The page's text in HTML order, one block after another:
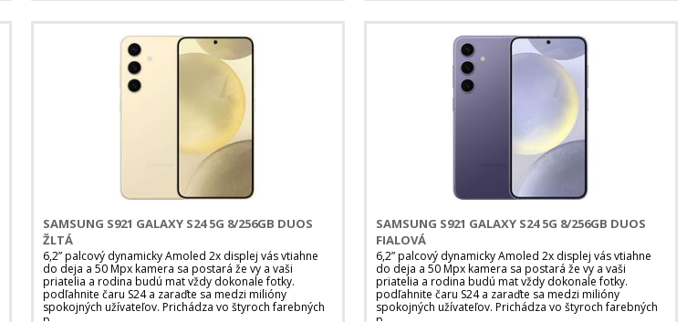
SAMSUNG S921 GALAXY S24 5G 8/256GB DUOS
ŽLTÁ
6,2” palcový dynamicky Amoled 2x displej vás vtiahne
do deja a 50 Mpx kamera sa postará že vy a vaši
priatelia a rodina budú mat vždy dokonale fotky.
podľahnite čaru S24 a zaraďte sa medzi milióny
spokojných užívateľov. Prichádza vo štyroch farebných
SAMSUNG S921 GALAXY S24 5G 8/256GB DUOS
FIALOVÁ
6,2” palcový dynamicky Amoled 2x displej vás vtiahne
do deja a 50 Mpx kamera sa postará že vy a vaši
priatelia a rodina budú mat vždy dokonale fotky.
podľahnite čaru S24 a zaraďte sa medzi milióny
spokojných užívateľov. Prichádza vo štyroch farebných